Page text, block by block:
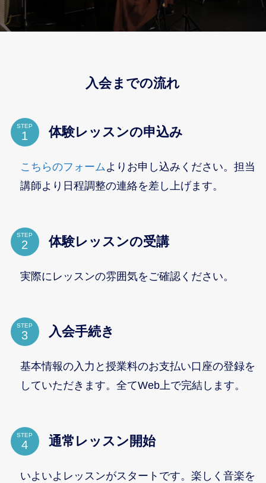
入会までの流れ
STEP 体験レッスンの申込み
こちらのフォームよりお申し込みください。担当
講師より日程調整の連絡を差し上げます。
STEP 体験レッスンの受講
実際にレッスンの雰囲気をご確認ください。
STEP 入会手続き
基本情報の入力と授業料のお支払い口座の登録を
していただきます。全てWeb上で完結します。
STEP 通常レッスン開始
いよいよレッスンがスタートです。楽しく音楽を